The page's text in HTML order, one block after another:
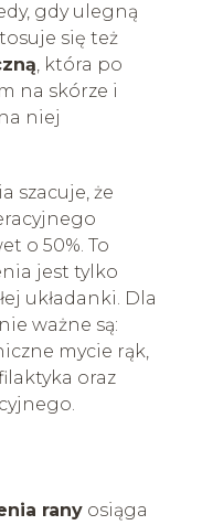
gdy ulegną
się też
, która po
na skórze i
niej
szacuje, że
o 50%. To
jest tylko
układanki. Dla
ważne są:
mycie rąk,
oraz
ranyosiąga